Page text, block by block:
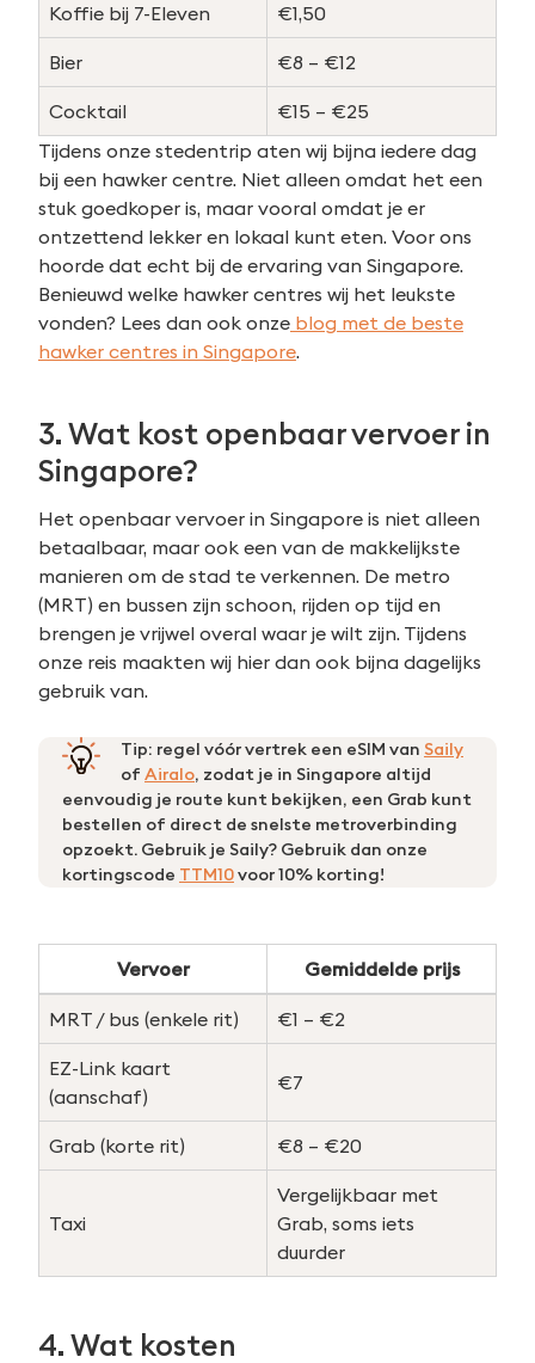
Koffie bij 7-Eleven €1,50
Bier €8 – €12
Cocktail
€15 – €25
Tijdens onze stedentrip aten wij bijna iedere dag
bij een hawker centre. Niet alleen omdat het een
stuk goedkoper is, maar vooral omdat je er
ontzettend lekker en lokaal kunt eten. Voor ons
hoorde dat echt bij de ervaring van Singapore.
Benieuwd welke hawker centres wij het leukste
vonden? Lees dan ook onze blog met de beste
hawker centres in Singapore.
3. Wat kost openbaar vervoer in
Singapore?
Het openbaar vervoer in Singapore is niet alleen
betaalbaar, maar ook een van de makkelijkste
manieren om de stad te verkennen. De metro
(MRT) en bussen zijn schoon, rijden op tijd en
brengen je vrijwel overal waar je wilt zijn. Tijdens
onze reis maakten wij hier dan ook bijna dagelijks
gebruik van.
Tip: regel vóór vertrek een eSIM van Saily
of Airalo, zodat je in Singapore altijd
eenvoudig je route kunt bekijken, een Grab kunt
bestellen of direct de snelste metroverbinding
opzoekt. Gebruik je Saily? Gebruik dan onze
kortingscode TTM10voor 10% korting!
Vervoer Gemiddelde prijs
MRT / bus (enkele rit) €1 – €2
EZ-Link kaart
(aanschaf)
€7
Grab (korte rit) €8 – €20
Taxi
Vergelijkbaar met
Grab, soms iets
duurder
4. Wat kosten
Zoeken